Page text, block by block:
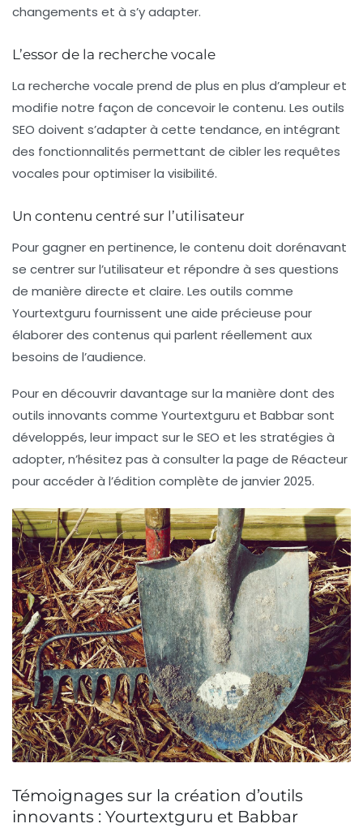
changements et à s’y adapter.
L’essor de la recherche vocale
La recherche vocale prend de plus en plus d’ampleur et
modifie notre façon de concevoir le contenu. Les outils
SEO doivent s’adapter à cette tendance, en intégrant
des fonctionnalités permettant de cibler les requêtes
vocales pour optimiser la visibilité.
Un contenu centré sur l’utilisateur
Pour gagner en pertinence, le contenu doit dorénavant
se centrer sur l’utilisateur et répondre à ses questions
de manière directe et claire. Les outils comme
Yourtextguru fournissent une aide précieuse pour
élaborer des contenus qui parlent réellement aux
besoins de l’audience.
Pour en découvrir davantage sur la manière dont des
outils innovants comme Yourtextguru et Babbarsont
développés, leur impact sur le SEO et les stratégies à
adopter, n’hésitez pas à consulter la page de Réacteur
pour accéder à l’édition complète de janvier 2025.
Témoignages sur la création d’outils
innovants : Yourtextguru et Babbar